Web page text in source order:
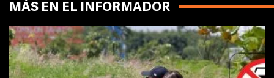
MÁS EN EL INFORMADOR